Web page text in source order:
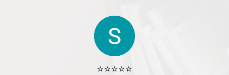
⭐️⭐️⭐️⭐️⭐️